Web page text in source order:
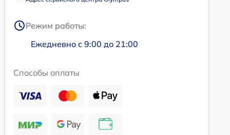
Режим работы:
Ежедневно с 9:00 до 21:00
Способы оплаты